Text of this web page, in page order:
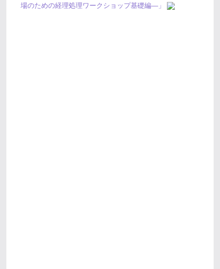
場のための経理処理ワークショップ基礎編―」